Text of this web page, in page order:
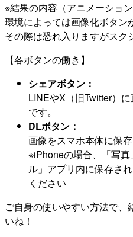
※結果の内容（アニメーショ
環境によっては画像化ボタン
その際は恐れ入りますがスク
【各ボタンの働き】
シェアボタン：
LINEやX（旧Twitter）
です。
DLボタン：
画像をスマホ本体に保存
※iPhoneの場合、「写
ル」アプリ内に保存さ
ください
ご自身の使いやすい方法で、
いね！